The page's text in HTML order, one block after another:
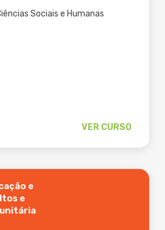
Sociais e Humanas
VER CURSO
e
e